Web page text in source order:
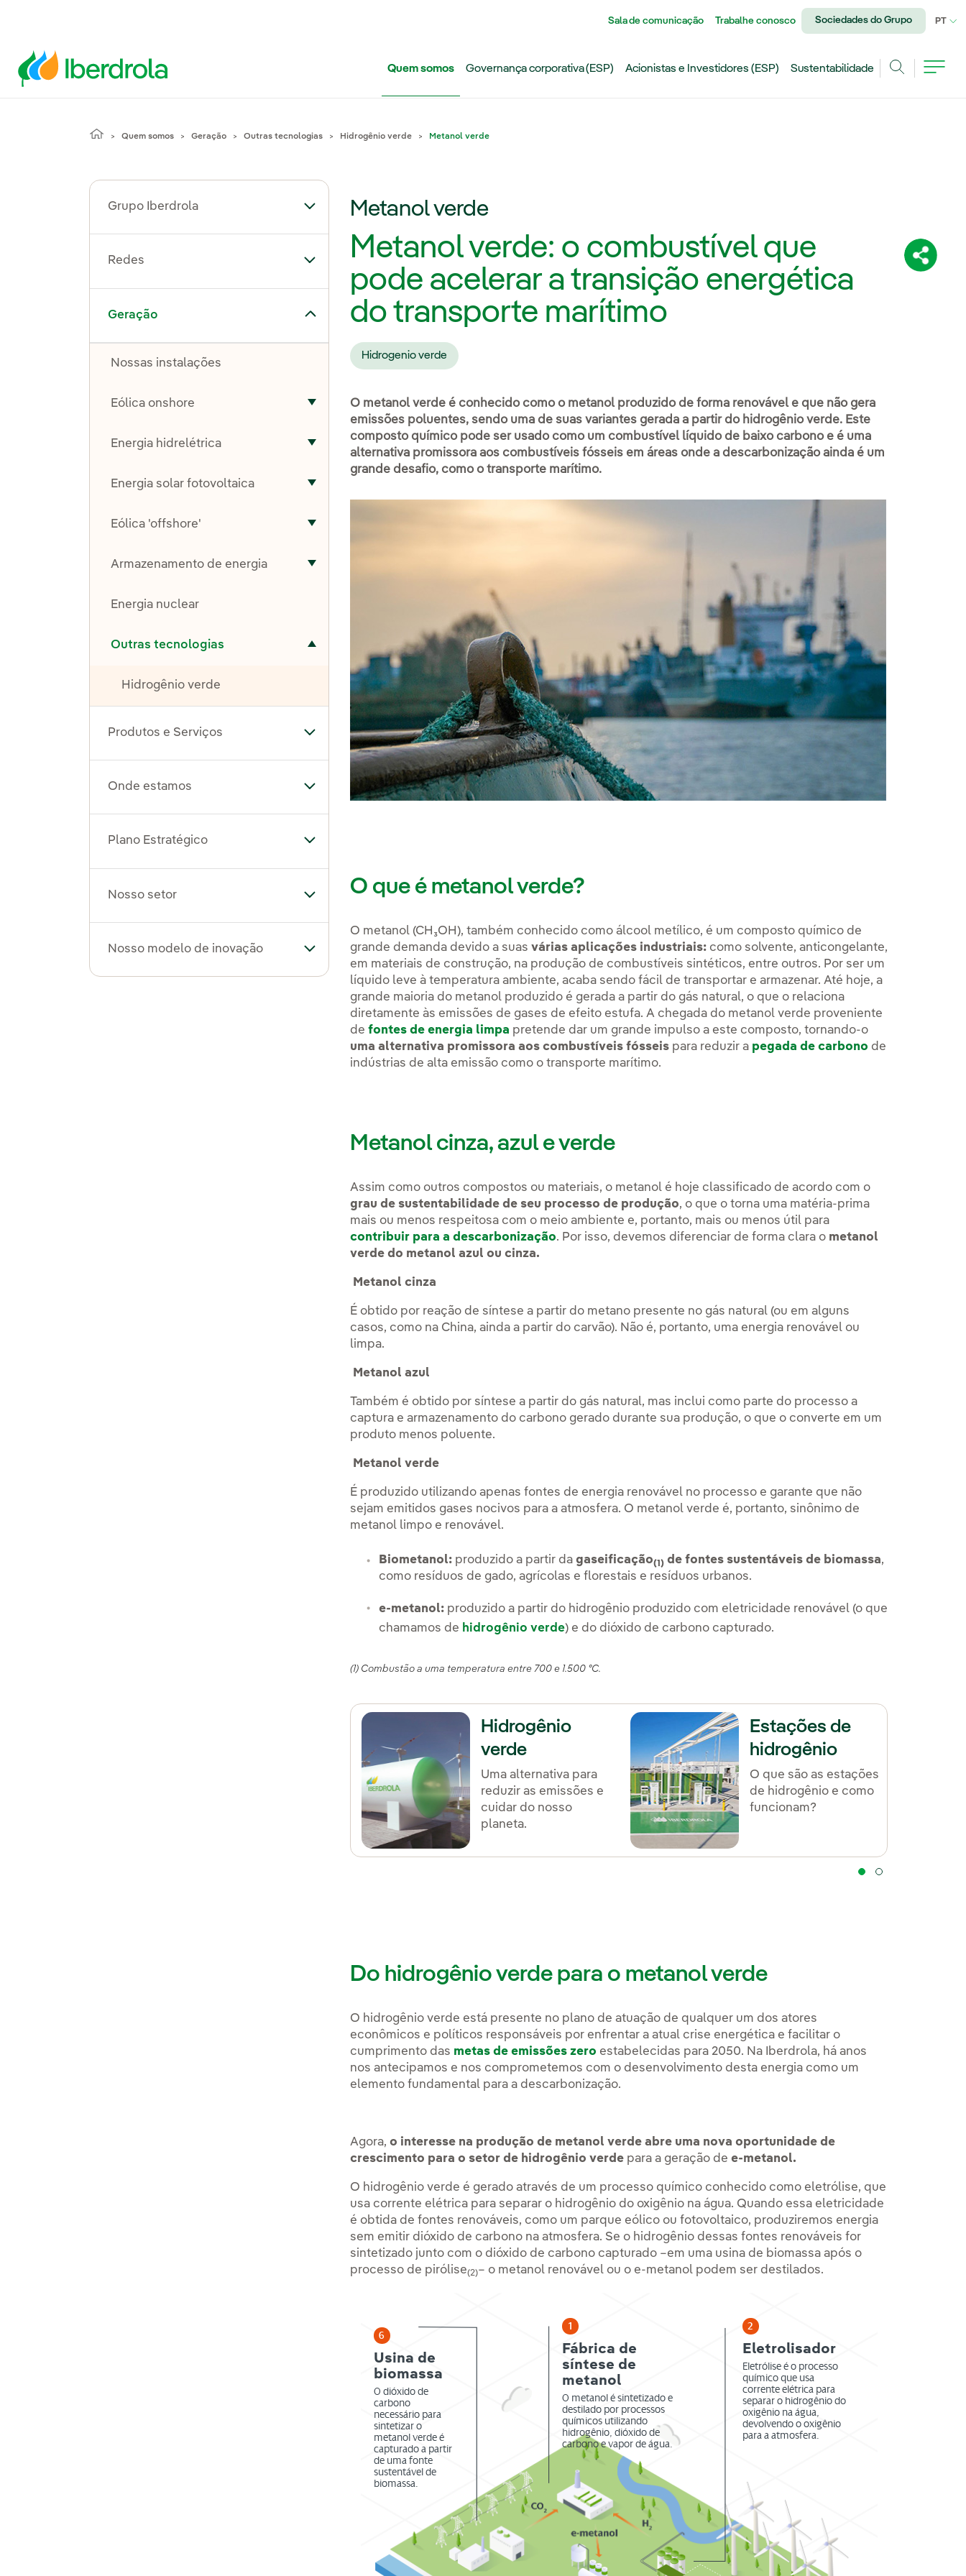
Sala de comunicação Trabalhe conosco Sociedades do Grupo PT
Quem somos Governança corporativa (ESP) Acionistas e Investidores (ESP)
Sustentabilidade
Quem somos Geração Outras tecnologias Hidrogênio verde Metanol verde
Grupo Iberdrola Alternar submenu de Grupo Iberdrola
Redes Alternar submenu de Redes
Geração
Alternar submenu de Geração
Nossas instalações
Eólica onshore
Alternar submenu de Eólica onshore
Energia hidrelétrica
Alternar submenu de Energia hidrelétrica
Energia solar fotovoltaica
Eólica 'offshore'
Armazenamento de energia
Energia nuclear
Outras tecnologias
Hidrogênio verde
Produtos e Serviços Alternar submenu de Produtos e Serviços
Onde estamos Alternar submenu de Onde estamos
Plano Estratégico Alternar submenu de Plano Estratégico
Nosso setor Alternar submenu de Nosso setor
Nosso modelo de inovação Alternar submenu de Nosso modelo de inovação
Metanol verde
Metanol verde: o combustível que
pode acelerar a transição energética
do transporte marítimo
Hidrogenio verde
O metanol verde é conhecido como o metanol produzido de forma renovável e que não gera
emissões poluentes, sendo uma de suas variantes gerada a partir do hidrogênio verde. Este
composto químico pode ser usado como um combustível líquido de baixo carbono e é uma
alternativa promissora aos combustíveis fósseis em áreas onde a descarbonização ainda é um
grande desafio, como o transporte marítimo.
O que é metanol verde?
O metanol (CH₃OH), também conhecido como álcool metílico, é um composto químico de
grande demanda devido a suasvárias aplicações industriais: como solvente, anticongelante,
em materiais de construção, na produção de combustíveis sintéticos, entre outros. Por ser um
líquido leve à temperatura ambiente, acaba sendo fácil de transportar e armazenar. Até hoje, a
grande maioria do metanol produzido é gerada a partir do gás natural, o que o relaciona
diretamente às emissões de gases de efeito estufa. A chegada do metanol verde proveniente
defontes de energia limpa pretende dar um grande impulso a este composto, tornando-o
uma alternativa promissora aos combustíveis fósseis para reduzir a pegada de carbono de
indústrias de alta emissão como o transporte marítimo.
Metanol cinza, azul e verde
Assim como outros compostos ou materiais, o metanol é hoje classificado de acordo com o
grau de sustentabilidade de seu processo de produção, o que o torna uma matéria-prima
mais ou menos respeitosa com o meio ambiente e, portanto, mais ou menos útil para
contribuir para a descarbonização. Por isso, devemos diferenciar de forma clara o metanol
verde do metanol azul ou cinza.
Metanol cinza
É obtido por reação de síntese a partir do metano presente no gás natural (ou em alguns
casos, como na China, ainda a partir do carvão). Não é, portanto, uma energia renovável ou
limpa.
Metanol azul
Também é obtido por síntese a partir do gás natural, mas inclui como parte do processo a
captura e armazenamento do carbono gerado durante sua produção, o que o converte em um
produto menos poluente.
Metanol verde
É produzido utilizando apenas fontes de energia renovável no processo e garante que não
sejam emitidos gases nocivos para a atmosfera. O metanol verde é, portanto, sinônimo de
metanol limpo e renovável.
Biometanol: produzido a partir dagaseificação(1) de fontes sustentáveis de biomassa,
como resíduos de gado, agrícolas e florestais e resíduos urbanos.
e-metanol: produzido a partir do hidrogênio produzido com eletricidade renovável (o que
chamamos de hidrogênio verde) e do dióxido de carbono capturado.
(1) Combustão a uma temperatura entre 700 e 1.500 ºC.
Hidrogênio
verde
Uma alternativa para
reduzir as emissões e
cuidar do nosso
planeta.
Estações de
hidrogênio
O que são as estações
de hidrogênio e como
funcionam?
Do hidrogênio verde para o metanol verde
O hidrogênio verde está presente no plano de atuação de qualquer um dos atores
econômicos e políticos responsáveis por enfrentar a atual crise energética e facilitar o
cumprimento das metas de emissões zero estabelecidas para 2050. Na Iberdrola, há anos
nos antecipamos e nos comprometemos com o desenvolvimento desta energia como um
elemento fundamental para a descarbonização.
Agora,o interesse na produção de metanol verde abre uma nova oportunidade de
crescimento para o setor de hidrogênio verde para a geração dee-metanol.
O hidrogênio verde é gerado através de um processo químico conhecido como eletrólise, que
usa corrente elétrica para separar o hidrogênio do oxigênio na água. Quando essa eletricidade
é obtida de fontes renováveis, como um parque eólico ou fotovoltaico, produziremos energia
sem emitir dióxido de carbono na atmosfera. Se o hidrogênio dessas fontes renováveis for
sintetizado junto com o dióxido de carbono capturado –em uma usina de biomassa após o
processo de pirólise(2)– o metanol renovável ou o e-metanol podem ser destilados.
1
Fábrica de
síntese de
metanol
O metanol é sintetizado e
destilado por processos
químicos utilizando
hidrogênio, dióxido de
carbono e vapor de água.
2
Eletrolisador
Eletrólise é o processo
químico que usa
corrente elétrica para
separar o hidrogênio do
oxigênio na água,
devolvendo o oxigênio
para a atmosfera.
6
Usina de
biomassa
O dióxido de
carbono
necessário para
sintetizar o
metanol verde é
capturado a partir
de uma fonte
sustentável de
biomassa.